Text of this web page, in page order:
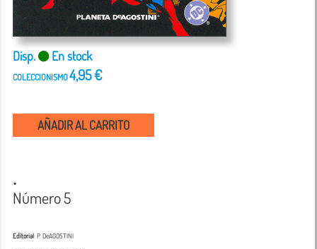
Disp. En stock
COLECCIONISMO4,95 €
AÑADIR AL CARRITO
.
Número 5
Editorial: P. DeAGOSTINI